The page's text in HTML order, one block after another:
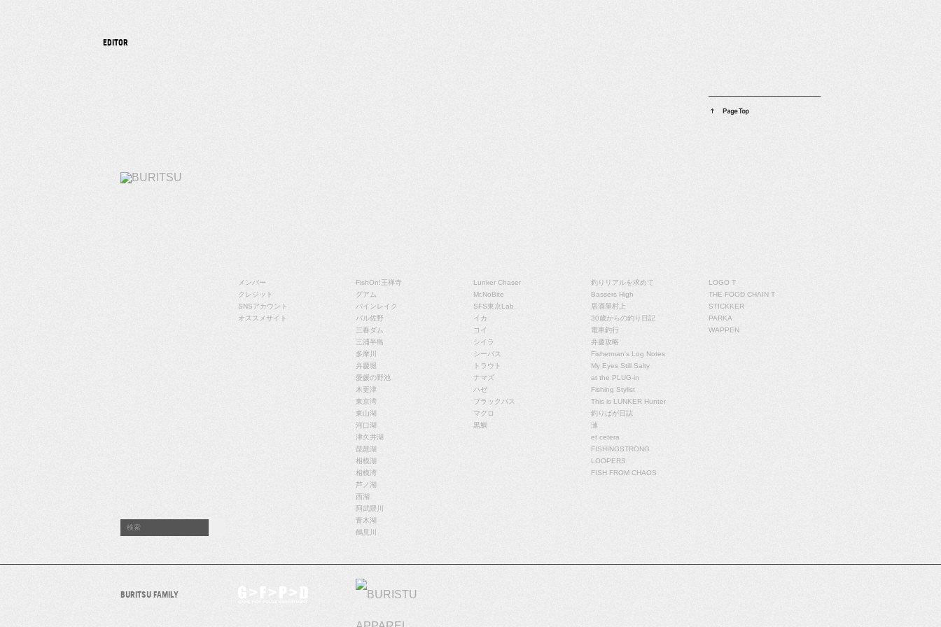
EDITOR
メンバー
クレジット
SNSアカウント
オススメサイト
FishOn!王禅寺
グアム
パインレイク
パル佐野
三春ダム
三浦半島
多摩川
弁慶堀
愛媛の野池
木更津
東京湾
東山湖
河口湖
津久井湖
琵琶湖
相模湖
相模湾
芦ノ湖
西湖
阿武隈川
青木湖
鶴見川
Lunker Chaser
Mr.NoBite
SFS東京Lab.
イカ
コイ
シイラ
シーバス
トラウト
ナマズ
ハゼ
ブラックバス
マグロ
黒鯛
釣りリアルを求めて
Bassers High
居酒屋村上
30歳からの釣り日記
電車釣行
弁慶攻略
Fisherman's Log Notes
My Eyes Still Salty
at the PLUG-in
Fishing Stylist
This is LUNKER Hunter
釣りばが日誌
漣
et cetera
FISHINGSTRONG
LOOPERS
FISH FROM CHAOS
LOGO T
THE FOOD CHAIN T
STICKKER
PARKA
WAPPEN
BURITSU FAMILY